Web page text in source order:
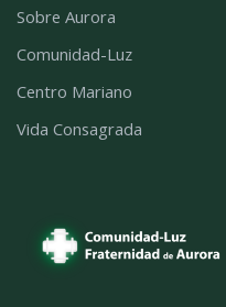
Sobre Aurora
Comunidad-Luz
Centro Mariano
Vida Consagrada